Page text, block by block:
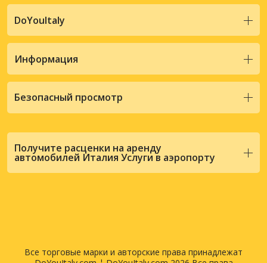
DoYouItaly
Информация
Безопасный просмотр
Получите расценки на аренду
автомобилей Италия Услуги в аэропорту
Все торговые марки и авторские права принадлежат